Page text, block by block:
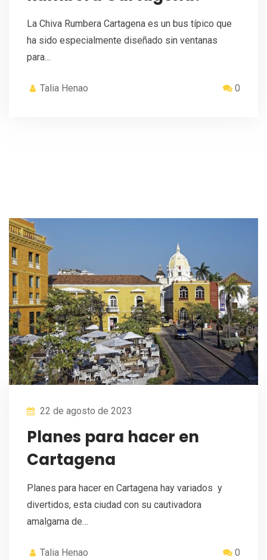
La Chiva Rumbera Cartagena es un bus típico que
ha sido especialmente diseñado sin ventanas
para…
Talia Henao 0
22 de agosto de 2023
Planes para hacer en
Cartagena
Planes para hacer en Cartagena hay variados y
divertidos, esta ciudad con su cautivadora
amalgama de…
Talia Henao 0